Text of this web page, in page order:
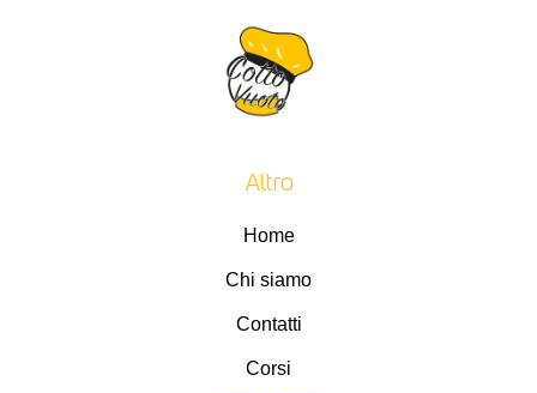
Altro
Home
Chi siamo
Contatti
Corsi